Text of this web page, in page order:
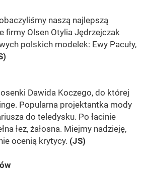
naszą najlepszą
firmy Olsen Otylia Jędrzejczak
polskich modelek: Ewy Pacuły,
Dawida Koczego, do której
Popularna projektantka mody
do teledysku. Po łacinie
łez, żałosna. Miejmy nadzieję,
ocenią krytycy. (JS)